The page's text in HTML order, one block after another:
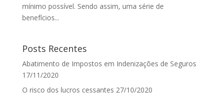
mínimo possível. Sendo assim, uma série de
benefícios...
Posts Recentes
Abatimento de Impostos em Indenizações de Seguros
17/11/2020
O risco dos lucros cessantes 27/10/2020